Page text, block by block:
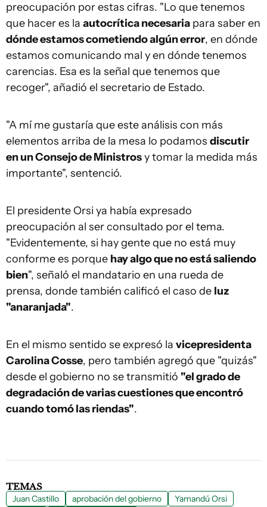
preocupación por estas cifras. "Lo que tenemos
que hacer es la autocrítica necesaria para saber en
dónde estamos cometiendo algún error, en dónde
estamos comunicando mal y en dónde tenemos
carencias. Esa es la señal que tenemos que
recoger", añadió el secretario de Estado.
"A mí me gustaría que este análisis con más
elementos arriba de la mesa lo podamos discutir
en un Consejo de Ministrosy tomar la medida más
importante", sentenció.
El presidente Orsi ya había expresado
preocupación al ser consultado por el tema.
"Evidentemente, si hay gente que no está muy
conforme es porque hay algo que no está saliendo
bien", señaló el mandatario en una rueda de
prensa, donde también calificó el caso de luz
"anaranjada".
En el mismo sentido se expresó la vicepresidenta
Carolina Cosse, pero también agregó que "quizás"
desde el gobierno no se transmitió "el grado de
degradación de varias cuestiones que encontró
cuando tomó las riendas".
TEMAS
Juan Castillo aprobación del gobierno Yamandú Orsi